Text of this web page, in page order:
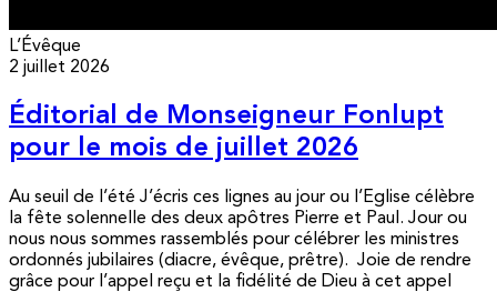
L’Évêque
2 juillet 2026
Éditorial de Monseigneur Fonlupt
pour le mois de juillet 2026
Au seuil de l’été J’écris ces lignes au jour ou l’Eglise célèbre
la fête solennelle des deux apôtres Pierre et Paul. Jour ou
nous nous sommes rassemblés pour célébrer les ministres
ordonnés jubilaires (diacre, évêque, prêtre). Joie de rendre
grâce pour l’appel reçu et la fidélité de Dieu à cet appel